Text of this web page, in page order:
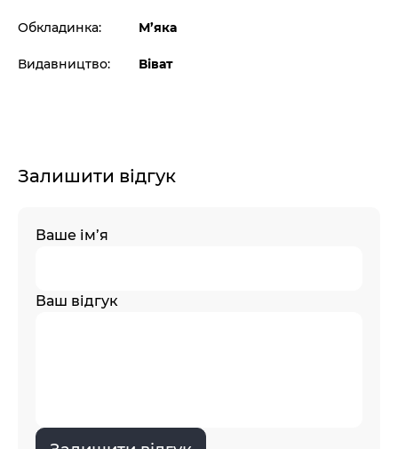
Обкладинка: М’яка
Видавництво: Віват
Залишити відгук
Ваше ім’я
Ваш відгук